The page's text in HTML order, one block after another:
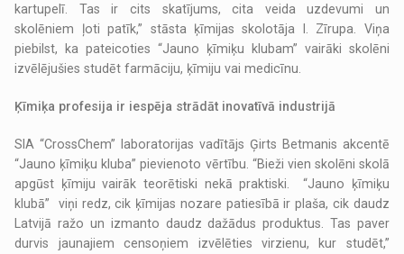
kartupelī. Tas ir cits skatījums, cita veida uzdevumi un
skolēniem ļoti patīk,” stāsta ķīmijas skolotāja I. Zīrupa. Viņa
piebilst, ka pateicoties “Jauno ķīmiķu klubam” vairāki skolēni
izvēlējušies studēt farmāciju, ķīmiju vai medicīnu.
Ķīmiķa profesija ir iespēja strādāt inovatīvā industrijā
SIA “CrossChem” laboratorijas vadītājs Ģirts Betmanis akcentē
“Jauno ķīmiķu kluba” pievienoto vērtību. “Bieži vien skolēni skolā
apgūst ķīmiju vairāk teorētiski nekā praktiski. “Jauno ķīmiķu
klubā” viņi redz, cik ķīmijas nozare patiesībā ir plaša, cik daudz
Latvijā ražo un izmanto daudz dažādus produktus. Tas paver
durvis jaunajiem censoņiem izvēlēties virzienu, kur studēt,”